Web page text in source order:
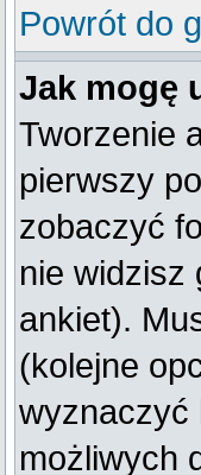
Powrót do
Jak mogę
Tworzenie
pierwszy
zobaczyć
nie widzisz
ankiet).
(kolejne
wyznaczyć
możliwych